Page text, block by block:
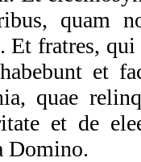
quam
Et fratres,
et
quae
et de
Domino.